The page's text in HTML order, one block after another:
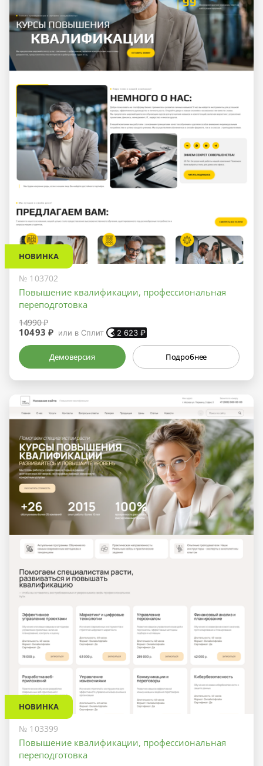
НОВИНКА
№ 103702
Повышение квалификации, профессиональная
переподготовка
14990 ₽
10493 ₽ или в Сплит 2 623 ₽
Демоверсия Подробнее
НОВИНКА
№ 103399
Повышение квалификации, профессиональная
переподготовка